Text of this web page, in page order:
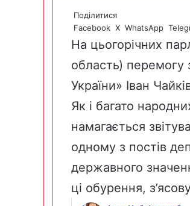
Поділитися
Facebook X WhatsApp
На цьогорічних
область) перемогу
України» Іван
Як і багато
намагається
одному з постів
державного
ці обурення,